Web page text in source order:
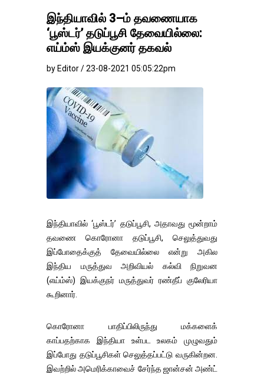
இந்தியாவில் 3–ம் தவணையாக
‘பூஸ்டர்’ தடுப்பூசி தேவையில்லை:
எய்ம்ஸ் இயக்குனர் தகவல்
by Editor / 23-08-2021 05:05:22pm
இந்தியாவில் ‘பூஸ்டர்’ தடுப்பூசி, அதாவது மூன்றாம்
தவணை கொரோனா தடுப்பூசி, செலுத்துவது
இப்போதைக்குத் தேவையில்லை என்று அகில
இந்திய மருத்துவ அறிவியல் கல்வி நிறுவன
(எய்ம்ஸ்) இயக்குநர் மருத்துவர் ரண்தீப் குலேரியா
கூறினார்.
கொரோனா பாதிப்பிலிருந்து மக்களைக்
காப்பதற்காக இந்தியா உள்பட உலகம் முழுவதும்
இப்போது தடுப்பூசிகள் செலுத்தப்பட்டு வருகின்றன.
இவற்றில் அமெரிக்காவைச் சேர்ந்த ஜான்சன் அண்ட்